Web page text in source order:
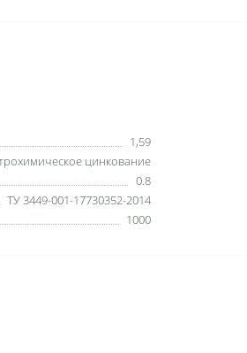
1,59
цинкование
0.8
ТУ 3449-001-17730352-2014
1000